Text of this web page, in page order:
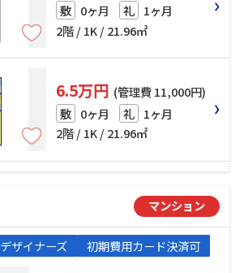
敷 0ヶ月 礼 1ヶ月
2階 / 1K / 21.96㎡
6.5万円 (管理費 11,000円)
敷 0ヶ月 礼 1ヶ月
2階 / 1K / 21.96㎡
マンション
デザイナーズ 初期費用カード決済可